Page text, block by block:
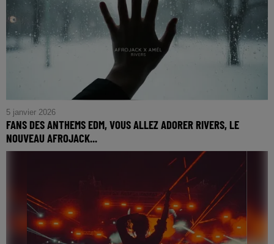
5 janvier 2026
FANS DES ANTHEMS EDM, VOUS ALLEZ ADORER RIVERS, LE
NOUVEAU AFROJACK...